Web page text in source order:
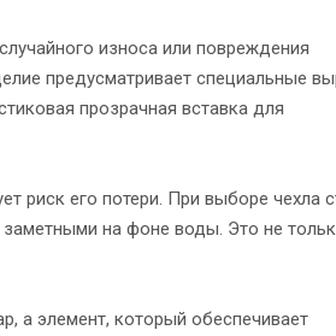
износа или повреждения
предусматривает специальные
прозрачная вставка для
риск его потери. При выборе чехла
заметными на фоне воды. Это не
а элемент, который обеспечивает